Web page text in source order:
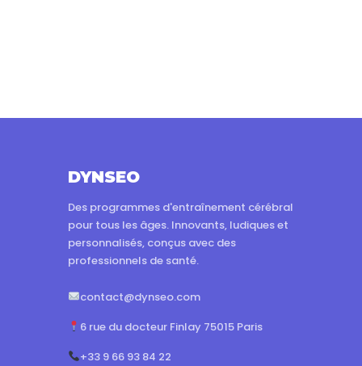
DYNSEO
Des programmes d'entraînement cérébral
pour tous les âges. Innovants, ludiques et
personnalisés, conçus avec des
professionnels de santé.
contact@dynseo.com
6 rue du docteur Finlay 75015 Paris
+33 9 66 93 84 22